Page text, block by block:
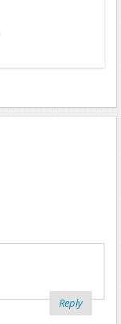
Reply